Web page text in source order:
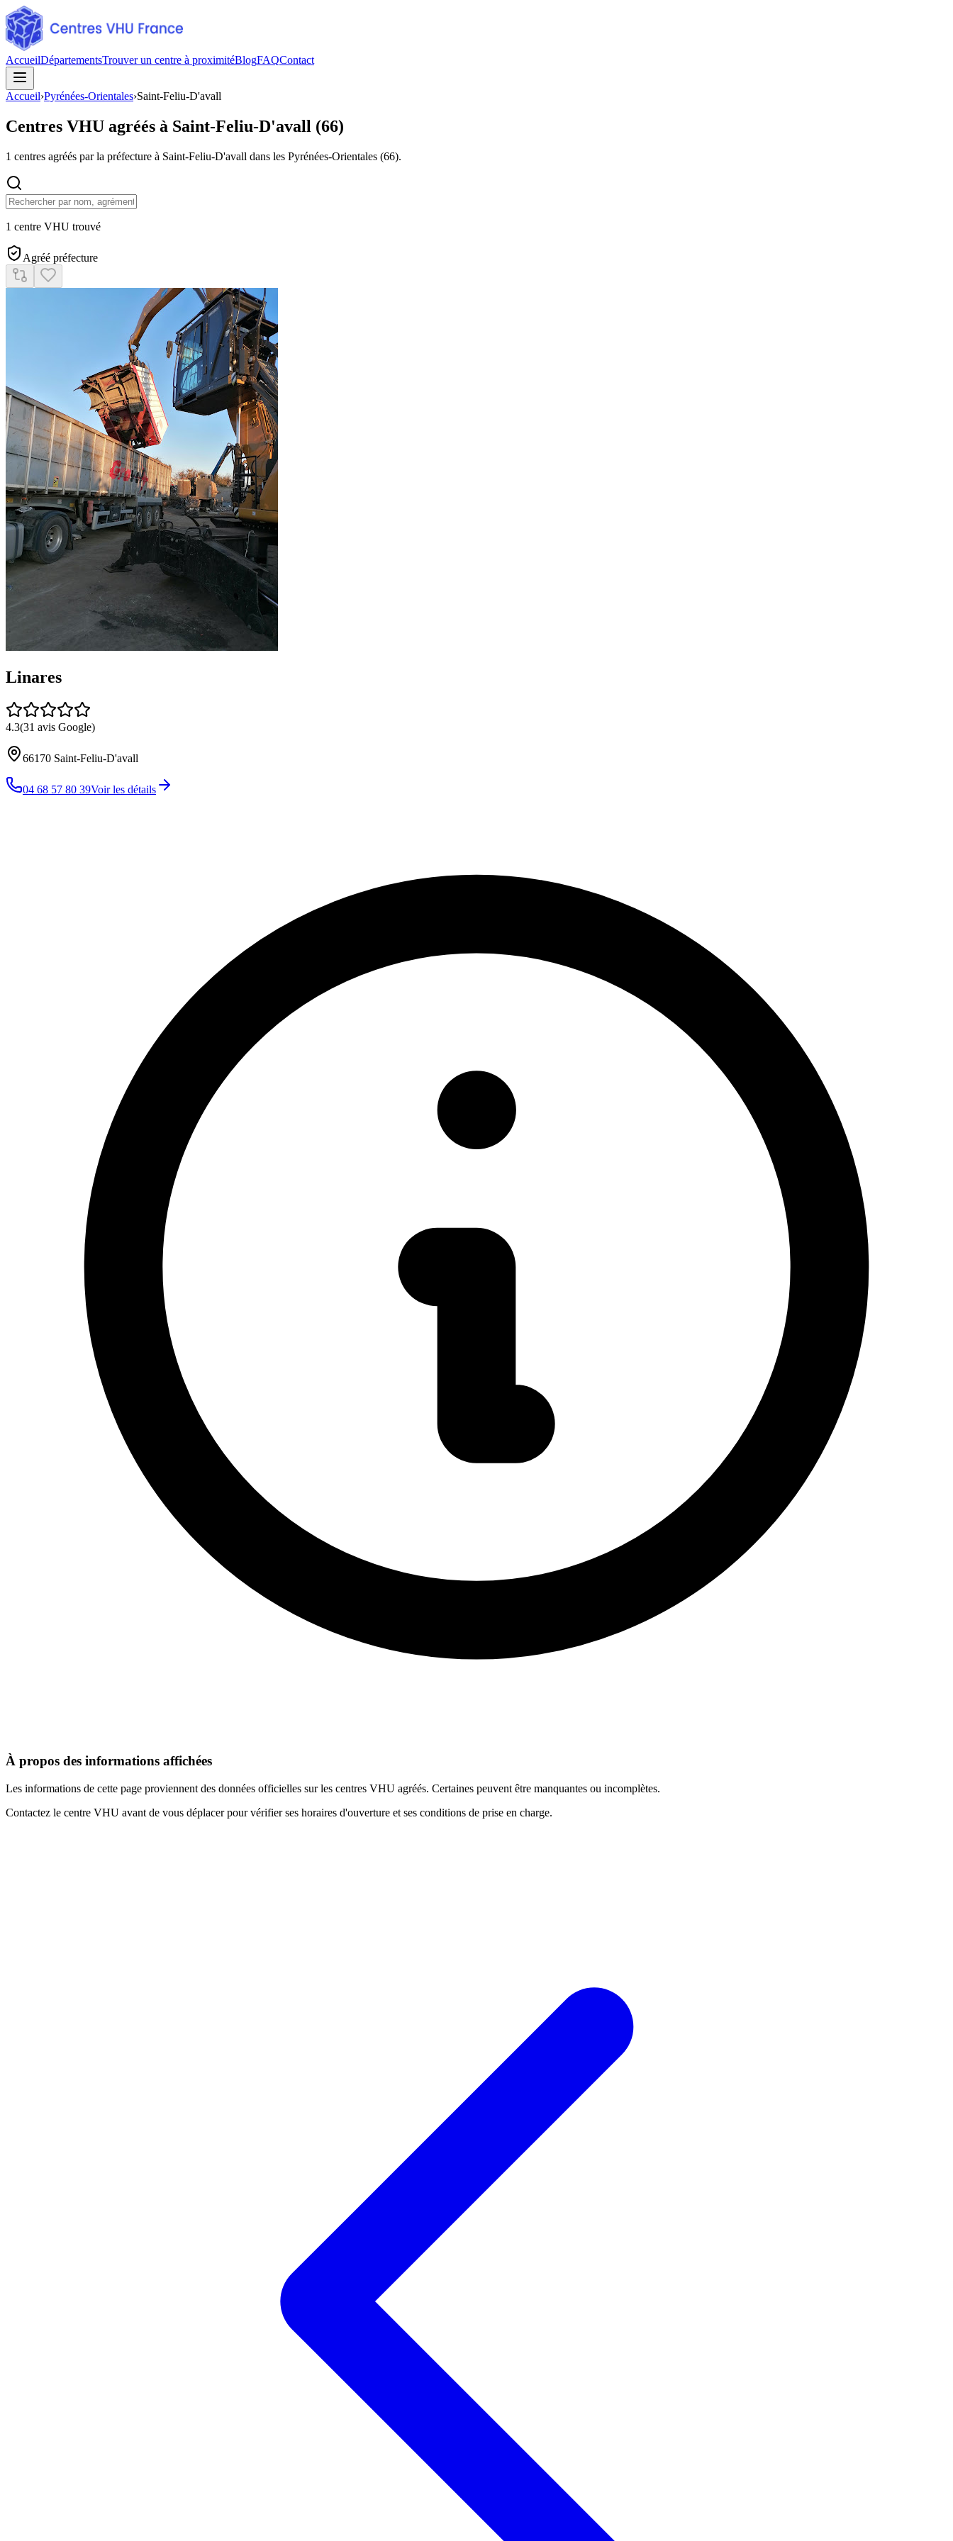
AccueilDépartementsTrouver un centre à proximitéBlogFAQContact
Accueil›Pyrénées-Orientales›Saint-Feliu-D'avall
Centres VHU agréés à Saint-Feliu-D'avall (66)
1 centres agréés par la préfecture à Saint-Feliu-D'avall dans les Pyrénées-Orientales (66).
1 centre VHU trouvé
Agréé préfecture
Linares
4.3(31 avis Google)
66170 Saint-Feliu-D'avall
04 68 57 80 39Voir les détails
À propos des informations affichées
Les informations de cette page proviennent des données officielles sur les centres VHU agréés. Certaines peuvent être manquantes ou incomplètes.
Contactez le centre VHU avant de vous déplacer pour vérifier ses horaires d'ouverture et ses conditions de prise en charge.